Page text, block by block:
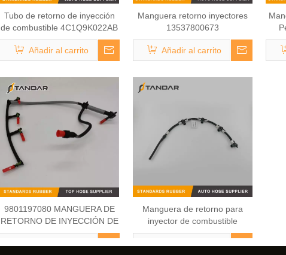
Tubo de retorno de inyección
de combustible 4C1Q9K022AB
para Ford Transit 2.4 TDCI
Añadir al carrito
Manguera retorno inyectores
13537800673
Añadir al carrito
9801197080 MANGUERA DE
RETORNO DE INYECCIÓN DE
COMBUSTIBLE PARA
CITROEN JUMPER PEUGEOT
Manguera de retorno para
inyector de combustible
diésel.Kia SPORTAGE